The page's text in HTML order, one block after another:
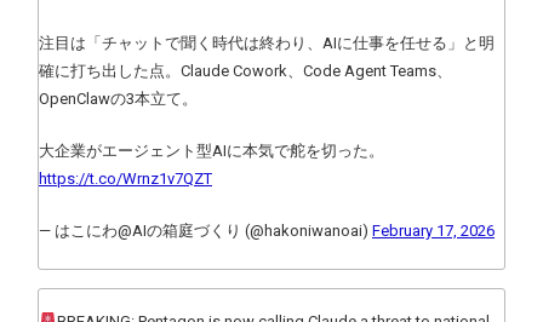
注目は「チャットで聞く時代は終わり、AIに仕事を任せる」と明
確に打ち出した点。Claude Cowork、Code Agent Teams、
OpenClawの3本立て。
大企業がエージェント型AIに本気で舵を切った。
https://t.co/Wrnz1v7QZT
— はこにわ@AIの箱庭づくり (@hakoniwanoai) February 17, 2026